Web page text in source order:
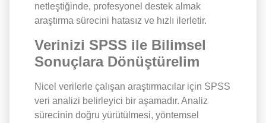
netleştiğinde, profesyonel destek almak
araştırma sürecini hatasız ve hızlı ilerletir.
Verinizi SPSS ile Bilimsel
Sonuçlara Dönüştürelim
Nicel verilerle çalışan araştırmacılar için SPSS
veri analizi belirleyici bir aşamadır. Analiz
sürecinin doğru yürütülmesi, yöntemsel